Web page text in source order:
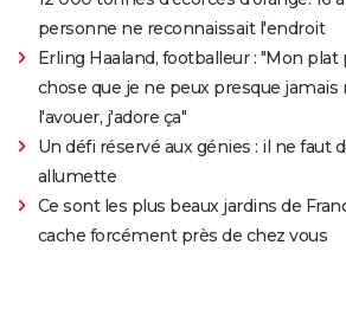
personne ne reconnaissait l'endroit
Erling Haaland, footballeur : "Mon
chose que je ne peux presque jamais
l'avouer, j'adore ça"
Un défi réservé aux génies : il ne faut
allumette
Ce sont les plus beaux jardins de
cache forcément près de chez vous